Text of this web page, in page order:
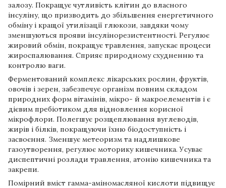
залозу. Покращує чутливість клітин до власного
інсуліну, що призводить до збільшення енергетичного
обміну і кращої утилізації глюкози, завдяки чому
зменшуються прояви інсулінорезистентності. Регулює
жировий обмін, покращує травлення, запускає процеси
жироспалювання. Сприяє природному схудненню та
контролю ваги.
Ферментований комплекс лікарських рослин, фруктів,
овочів і зерен, забезпечує організм повним складом
природних форм вітамінів, мікро- й макроелементів і є
дієвим пребіотиком для відновлення корисної
мікрофлори. Полегшує розщеплювання вуглеводів,
жирів і білків, покращуючи їхню біодоступність і
засвоєння. Зменшує метеоризм та надлишкове
газоутворення, регулює моторику кишечника. Усуває
диспептичні розлади травлення, атонію кишечника та
закрепи.
Помірний вміст гамма-аміномасляної кислоти підвищує